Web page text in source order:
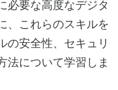
必要な高度なデジタ
、これらのスキルを
の安全性、セキュリ
法について学習しま